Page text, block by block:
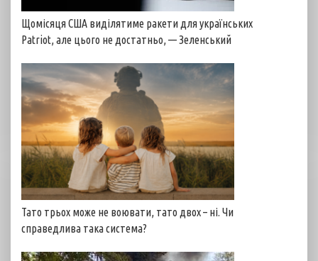
Щомісяця США виділятиме ракети для українських
Patriot, але цього не достатньо, — Зеленський
Тато трьох може не воювати, тато двох – ні. Чи
справедлива така система?